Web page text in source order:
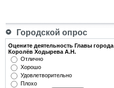
Городской опрос
Оцените деятельность Главы города
Королёв Ходырева А.Н.
Отлично
Хорошо
Удовлетворительно
Плохо